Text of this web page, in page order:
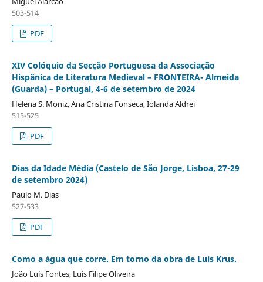
503-514
PDF
XIV Colóquio da Secção Portuguesa da Associação
Hispânica de Literatura Medieval – FRONTEIRA- Almeida
(Guarda) – Portugal, 4-6 de setembro de 2024
Helena S. Moniz, Ana Cristina Fonseca, Iolanda Aldrei
515-525
PDF
Dias da Idade Média (Castelo de São Jorge, Lisboa, 27-29
de setembro 2024)
Paulo M. Dias
527-533
PDF
Como a água que corre. Em torno da obra de Luís Krus.
João Luís Fontes, Luís Filipe Oliveira